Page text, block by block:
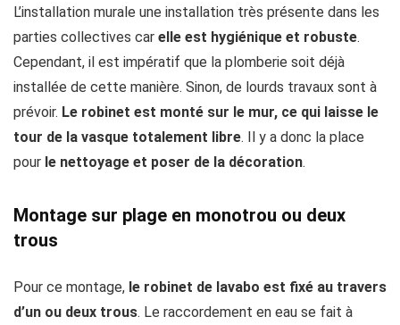
L’installation murale une installation très présente dans les
parties collectives car elle est hygiénique et robuste.
Cependant, il est impératif que la plomberie soit déjà
installée de cette manière. Sinon, de lourds travaux sont à
prévoir. Le robinet est monté sur le mur, ce qui laisse le
tour de la vasque totalement libre. Il y a donc la place
pour le nettoyage et poser de la décoration.
Montage sur plage en monotrou ou deux
trous
Pour ce montage, le robinet de lavabo est fixé au travers
d’un ou deux trous. Le raccordement en eau se fait à